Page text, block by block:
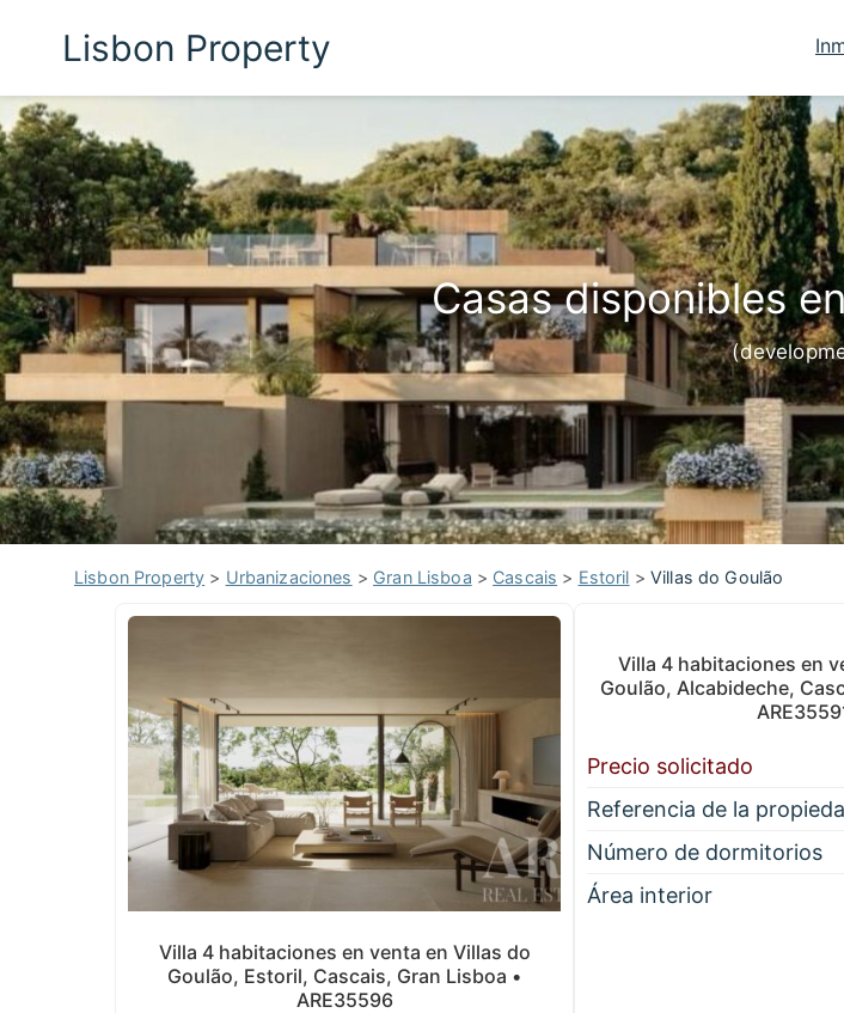
Lisbon Property
Casas disponibles
Lisbon Property > Urbanizaciones > Gran Lisboa > Cascais > Estoril >Villas do Goulão
Villa 4 habitaciones en venta en Villas do
Goulão, Estoril, Cascais, Gran Lisboa •
ARE35596
Villa 4 habitaciones en
Goulão, Alcabideche,
Precio solicitado
Referencia de la
Número de dormitorios
Área interior